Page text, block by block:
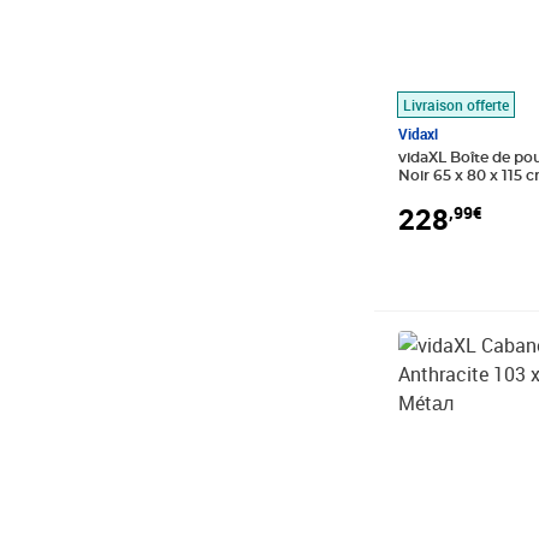
Livraison offerte
Vidaxl
vidaXL Boîte de
Noir 65 x 80 x 115
228,99€
Prix 175,41€